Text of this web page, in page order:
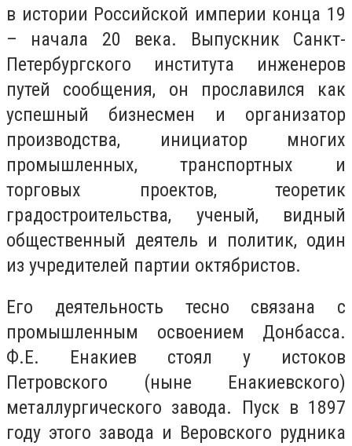
в истории Российской империи конца 19
– начала 20 века. Выпускник Санкт-
Петербургского института инженеров
путей сообщения, он прославился как
успешный бизнесмен и организатор
производства, инициатор многих
промышленных, транспортных и
торговых проектов, теоретик
градостроительства, ученый, видный
общественный деятель и политик, один
из учредителей партии октябристов.
Его деятельность тесно связана с
промышленным освоением Донбасса.
Ф.Е. Енакиев стоял у истоков
Петровского (ныне Енакиевского)
металлургического завода. Пуск в 1897
году этого завода и Веровского рудника